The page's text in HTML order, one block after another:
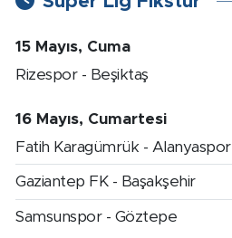
15 Mayıs, Cuma
Rizespor - Beşiktaş
16 Mayıs, Cumartesi
Fatih Karagümrük - Alanyaspor
Gaziantep FK - Başakşehir
Samsunspor - Göztepe